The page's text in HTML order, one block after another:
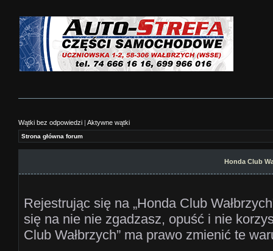
Wątki bez odpowiedzi | Aktywne wątki
Strona główna forum
Honda Club
Rejestrując się na „Honda Club
się na nie nie zgadzasz, opuść i nie
Club Wałbrzych” ma prawo zmienić te